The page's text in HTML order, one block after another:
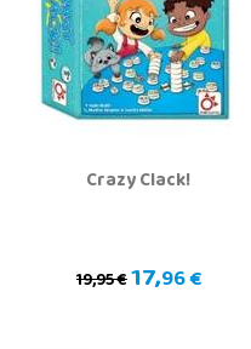
Crazy Clack!
19,95 €17,96 €